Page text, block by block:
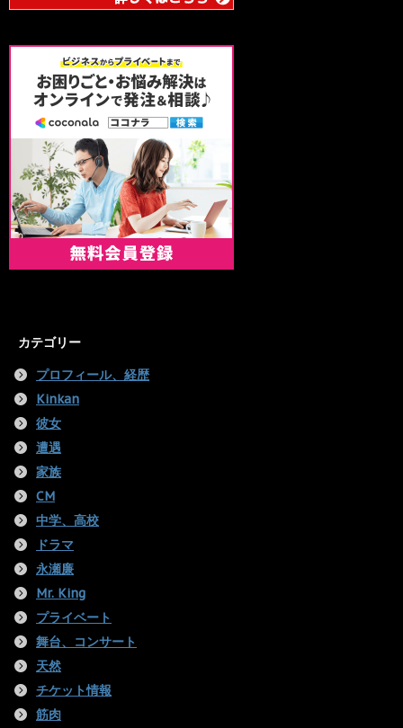
カテゴリー
プロフィール、経歴
Kinkan
彼女
遭遇
家族
CM
中学、高校
ドラマ
永瀬廉
Mr. King
プライベート
舞台、コンサート
天然
チケット情報
筋肉